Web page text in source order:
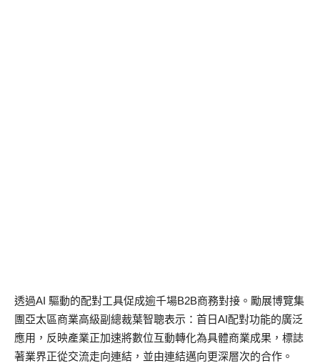
透過AI 驅動的配對工具促成逾千場B2B商務對接。勵展博覽集
團亞太區商業高級副總裁葉智聰表示：首日AI配對功能的廣泛
應用，反映產業正加速將數位互動轉化為具體商業成果，標誌
著業界正從交流走向連結，並由連結邁向更深層次的合作。